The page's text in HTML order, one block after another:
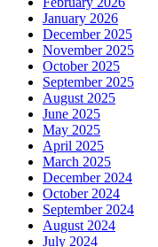
January 2026
December 2025
November 2025
October 2025
September 2025
August 2025
June 2025
May 2025
April 2025
March 2025
December 2024
October 2024
September 2024
August 2024
July 2024